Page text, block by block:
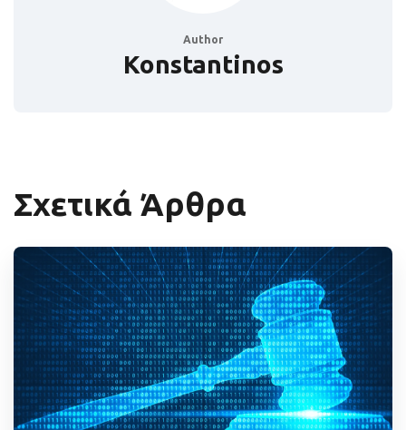
Author
Konstantinos
Σχετικά Άρθρα